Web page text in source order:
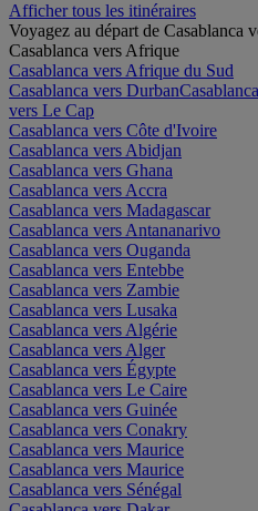
Afficher tous les itinéraires
Voyagez au départ de Casablanca
Casablanca vers Afrique
Casablanca vers Afrique du Sud
Casablanca vers Durban
vers Le Cap
Casablanca vers Côte d'Ivoire
Casablanca vers Abidjan
Casablanca vers Ghana
Casablanca vers Accra
Casablanca vers Madagascar
Casablanca vers Antananarivo
Casablanca vers Ouganda
Casablanca vers Entebbe
Casablanca vers Zambie
Casablanca vers Lusaka
Casablanca vers Algérie
Casablanca vers Alger
Casablanca vers Égypte
Casablanca vers Le Caire
Casablanca vers Guinée
Casablanca vers Conakry
Casablanca vers Maurice
Casablanca vers Maurice
Casablanca vers Sénégal